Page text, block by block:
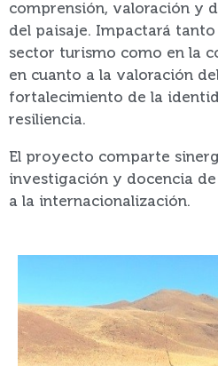
comprensión, valoración y
del paisaje. Impactará
sector turismo como en la
en cuanto a la valoración
fortalecimiento de la
resiliencia.
El proyecto comparte
investigación y docencia
a la internacionalización.